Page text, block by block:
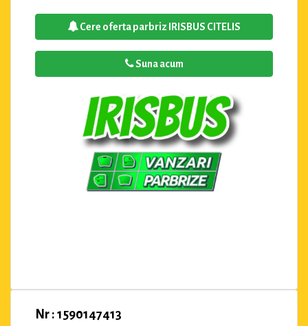
Cere oferta parbriz IRISBUS CITELIS
Suna acum
Nr : 1590147413